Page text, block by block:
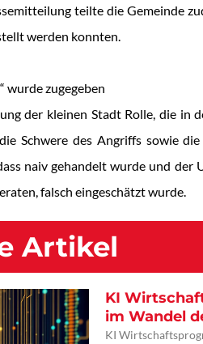
teilte die Gemeinde
werden konnten.
wurde zugegeben
der kleinen Stadt Rolle, die in
Schwere des Angriffs sowie
naiv gehandelt wurde und der
falsch eingeschätzt wurde.
Artikel
KI
im Wandel
KI